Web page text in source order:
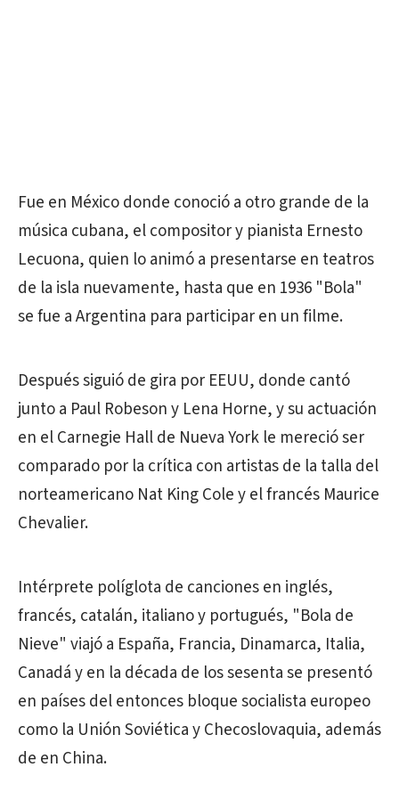
Fue en México donde conoció a otro grande de la
música cubana, el compositor y pianista Ernesto
Lecuona, quien lo animó a presentarse en teatros
de la isla nuevamente, hasta que en 1936 "Bola"
se fue a Argentina para participar en un filme.
Después siguió de gira por EEUU, donde cantó
junto a Paul Robeson y Lena Horne, y su actuación
en el Carnegie Hall de Nueva York le mereció ser
comparado por la crítica con artistas de la talla del
norteamericano Nat King Cole y el francés Maurice
Chevalier.
Intérprete políglota de canciones en inglés,
francés, catalán, italiano y portugués, "Bola de
Nieve" viajó a España, Francia, Dinamarca, Italia,
Canadá y en la década de los sesenta se presentó
en países del entonces bloque socialista europeo
como la Unión Soviética y Checoslovaquia, además
de en China.